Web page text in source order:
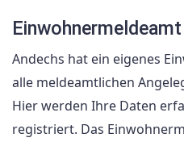
Einwohnermeldeamt
Andechs hat ein eigenes
alle meldeamtlichen
Hier werden Ihre Daten
registriert. Das